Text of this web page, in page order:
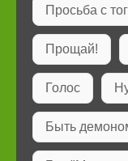
Просьба с
Прощай!
Голос
Быть